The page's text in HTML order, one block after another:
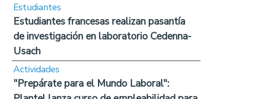
Estudiantes
Estudiantes francesas realizan pasantía
de investigación en laboratorio Cedenna-
Usach
Actividades
"Prepárate para el Mundo Laboral":